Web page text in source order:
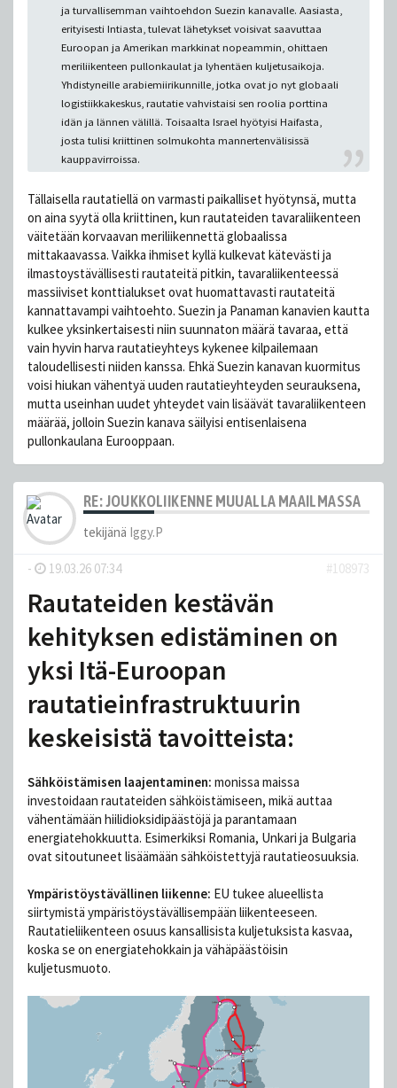
ja turvallisemman vaihtoehdon Suezin kanavalle. Aasiasta,
erityisesti Intiasta, tulevat lähetykset voisivat saavuttaa
Euroopan ja Amerikan markkinat nopeammin, ohittaen
meriliikenteen pullonkaulat ja lyhentäen kuljetusaikoja.
Yhdistyneille arabiemiirikunnille, jotka ovat jo nyt globaali
logistiikkakeskus, rautatie vahvistaisi sen roolia porttina
idän ja lännen välillä. Toisaalta Israel hyötyisi Haifasta,
josta tulisi kriittinen solmukohta mannertenvälisissä
kauppavirroissa.
Tällaisella rautatiellä on varmasti paikalliset hyötynsä, mutta
on aina syytä olla kriittinen, kun rautateiden tavaraliikenteen
väitetään korvaavan meriliikennettä globaalissa
mittakaavassa. Vaikka ihmiset kyllä kulkevat kätevästi ja
ilmastoystävällisesti rautateitä pitkin, tavaraliikenteessä
massiiviset konttialukset ovat huomattavasti rautateitä
kannattavampi vaihtoehto. Suezin ja Panaman kanavien kautta
kulkee yksinkertaisesti niin suunnaton määrä tavaraa, että
vain hyvin harva rautatieyhteys kykenee kilpailemaan
taloudellisesti niiden kanssa. Ehkä Suezin kanavan kuormitus
voisi hiukan vähentyä uuden rautatieyhteyden seurauksena,
mutta useinhan uudet yhteydet vain lisäävät tavaraliikenteen
määrää, jolloin Suezin kanava säilyisi entisenlaisena
pullonkaulana Eurooppaan.
RE: JOUKKOLIIKENNE MUUALLA MAAILMASSA
tekijänä Iggy.P
- 19.03.26 07:34 #108973
Rautateiden kestävän
kehityksen edistäminen on
yksi Itä-Euroopan
rautatieinfrastruktuurin
keskeisistä tavoitteista:
Sähköistämisen laajentaminen: monissa maissa
investoidaan rautateiden sähköistämiseen, mikä auttaa
vähentämään hiilidioksidipäästöjä ja parantamaan
energiatehokkuutta. Esimerkiksi Romania, Unkari ja Bulgaria
ovat sitoutuneet lisäämään sähköistettyjä rautatieosuuksia.
Ympäristöystävällinen liikenne: EU tukee alueellista
siirtymistä ympäristöystävällisempään liikenteeseen.
Rautatieliikenteen osuus kansallisista kuljetuksista kasvaa,
koska se on energiatehokkain ja vähäpäästöisin
kuljetusmuoto.